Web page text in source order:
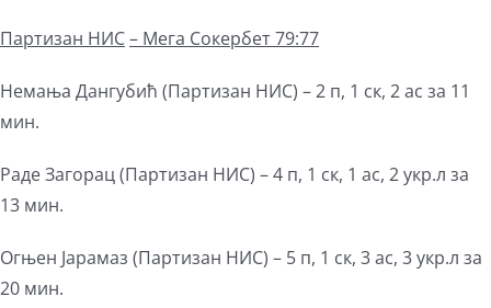
Партизан НИС– Мега Сокербет 79:77
Немања Дангубић (Партизан НИС) – 2 п, 1 ск, 2 ас за 11
мин.
Раде Загорац (Партизан НИС) – 4 п, 1 ск, 1 ас, 2 укр.л за
13 мин.
Огњен Јарамаз (Партизан НИС) – 5 п, 1 ск, 3 ас, 3 укр.л за
20 мин.